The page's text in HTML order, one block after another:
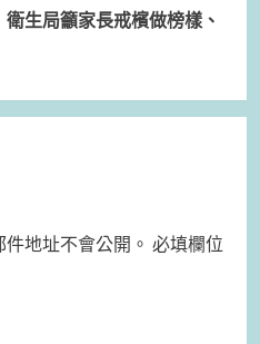
生局籲家長戒檳做榜樣、
地址不會公開。 必填欄位